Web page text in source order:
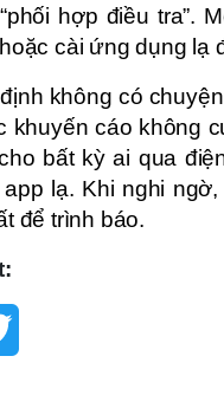
hợp điều tra”.
cài ứng dụng lạ
không có
khuyến cáo không
bất kỳ ai qua
lạ. Khi nghi
để trình báo.